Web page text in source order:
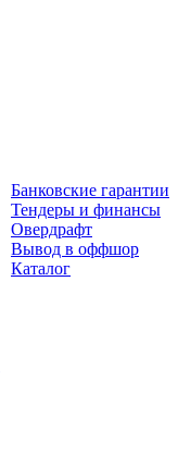
Банковские гарантии
Тендеры и финансы
Овердрафт
Вывод в оффшор
Каталог